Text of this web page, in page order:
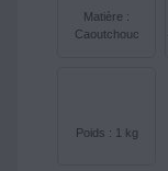
Matière :
Caoutchouc
Poids : 1 kg